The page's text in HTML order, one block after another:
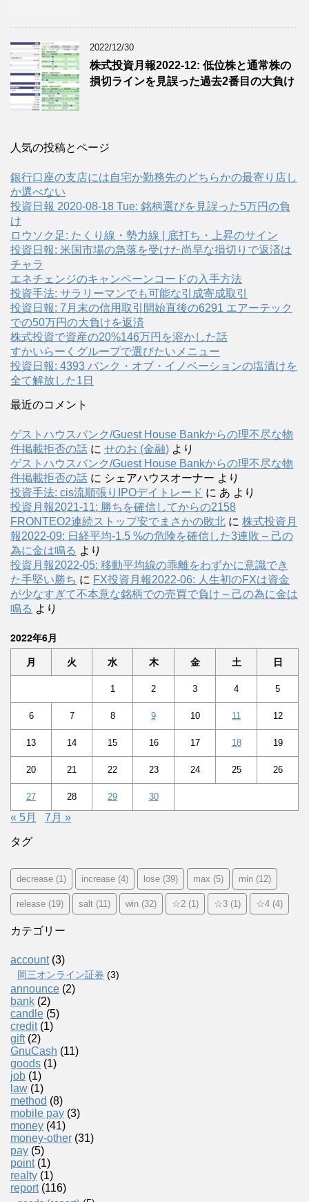
2022/12/30
株式投資月報2022-12: 低位株と通常株の
損切ラインを見誤った過去2番目の大負け
人気の投稿とページ
銀行口座の支店には自宅か勤務先のどちらかの最寄り店し
か選べない
投資日報 2020-08-18 Tue: 銘柄選びを見誤った5万円の負
け
ロウソク足: たくり線・勢力線 | 底打ち・上昇のサイン
投資日報: 米国市場の急落を受けた尚早な損切りで返済は
チャラ
エネチェンジのキャンペーンコードの入手方法
投資手法: サラリーマンでも可能な引成寄成取引
投資日報: 7月末の信用取引開始直後の6291 エアーテック
での50万円の大負けを返済
株式投資で資産の20%146万円を溶かした話
すかいらーくグループで選びたいメニュー
投資日報: 4393 バンク・オブ・イノベーションの塩漬けを
全て解放した1日
最近のコメント
ゲストハウスバンク/Guest House Bankからの理不尽な物
件掲載拒否の話 に せのお (金融) より
ゲストハウスバンク/Guest House Bankからの理不尽な物
件掲載拒否の話 に シェアハウスオーナー より
投資手法: cis流順張りIPOデイトレード に あ より
投資月報2021-11: 勝ちを確信してからの2158
FRONTEO2連続ストップ安でまさかの敗北 に 株式投資月
報2022-09: 日経平均-1.5 %の危険を確信した3連敗 – 己の
為に金は鳴る より
投資月報2022-05: 移動平均線の乖離をわずかに意識でき
た手堅い勝ち に FX投資月報2022-06: 人生初のFXは資金
が少なすぎて不本意な銘柄での売買で負け – 己の為に金は
鳴る より
2022年6月
月 火 水 木 金 土 日
1 2 3 4 5
6 7 8 9 10 11 12
13 14 15 16 17 18 19
20 21 22 23 24 25 26
27 28 29 30
« 5月 7月 »
タグ
decrease (1) increase (4) lose (39) max (5) min (12)
release (19) salt (11) win (32) ☆2 (1) ☆3 (1) ☆4 (4)
カテゴリー
account(3)
岡三オンライン証券 (3)
announce (2)
bank (2)
candle (5)
credit(1)
gift(2)
GnuCash (11)
goods (1)
job (1)
law (1)
method (8)
mobile pay (3)
money (41)
money-other (31)
pay (5)
point(1)
realty (1)
report(116)